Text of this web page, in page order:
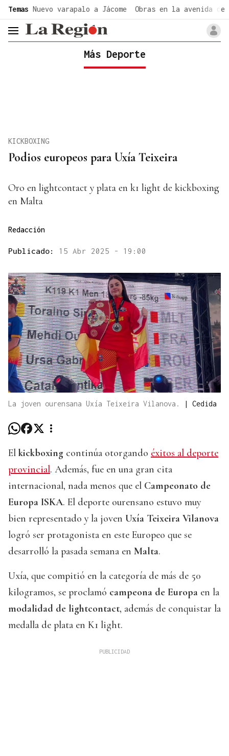
Temas Nuevo varapalo a Jácome Obras en la avenida de
header.menu.open
Más Deporte
Podios europeos para Uxía Teixeira
KICKBOXING
Oro en lightcontact y plata en k1 light de kickboxing
en Malta
Redacción
Publicado: 15 Abr 2025 - 19:00
La joven ourensana Uxía Teixeira Vilanova. | Cedida
El kickboxing continúa otorgando éxitos al deporte
provincial. Además, fue en una gran cita
internacional, nada menos que el Campeonato de
Europa ISKA. El deporte ourensano estuvo muy
bien representado y la joven Uxía Teixeira Vilanova
logró ser protagonista en este Europeo que se
desarrolló la pasada semana en Malta.
Uxía, que compitió en la categoría de más de 50
kilogramos, se proclamó campeona de Europa en la
modalidad de lightcontact, además de conquistar la
medalla de plata en K1 light.